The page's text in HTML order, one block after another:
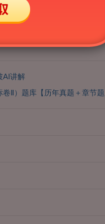
AI讲解
Ⅱ）题库【历年真题＋章节